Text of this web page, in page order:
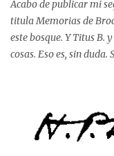
también, sentado en la
Acabo de publicar mi
titula Memorias de
este bosque. Y Titus B.
cosas. Eso es, sin duda.
algo de frío. Y que sea
puedes (o si quieres)...